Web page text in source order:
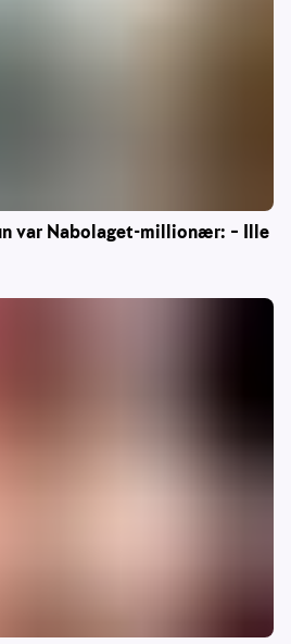
var Nabolaget-millionær: – Ille